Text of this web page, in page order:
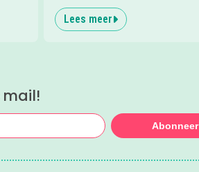
nieuwsgierige kids! Met verdraaid
leuke testjes, ongeloofwaardige
Lees meer
Abonneer